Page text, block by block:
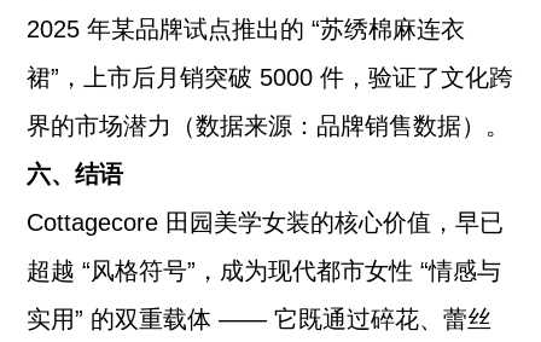
2025 年某品牌试点推出的 “苏绣棉麻连衣
裙”，上市后月销突破 5000 件，验证了文化跨
界的市场潜力（数据来源：品牌销售数据）。
六、结语
Cottagecore 田园美学女装的核心价值，早已
超越 “风格符号”，成为现代都市女性 “情感与
实用” 的双重载体 —— 它既通过碎花、蕾丝